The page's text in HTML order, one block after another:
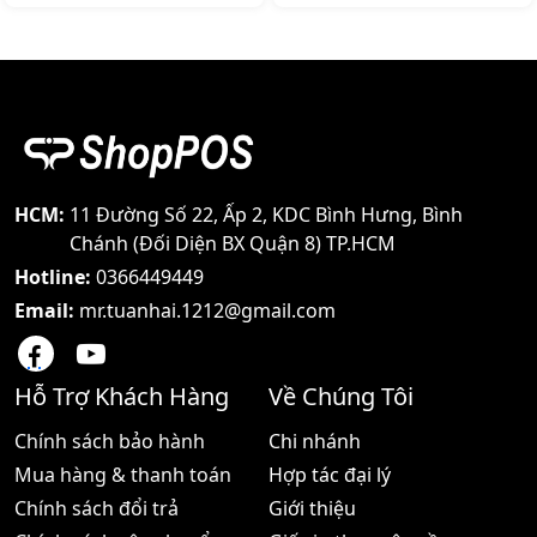
H10 là dòng máy tính tiền
thua kém bất cứ một loại
máy tính tiền thông
mọi mô hình kinh doanh
cửa hàng dịch vụ fast
food … Máy tính
của các mô hình kinh
HCM: 11 Đường Số 22, Ấp 2, KDC Bình Hưng, Bình
Chánh (Đối Diện BX Quận 8) TP.HCM
Hotline: 0366449449
Email: mr.tuanhai.1212@gmail.com
Hỗ Trợ Khách Hàng
Chính sách bảo hành
Mua hàng & thanh toán
Chính sách đổi trả
Về Chúng Tôi
Chi nhánh
Hợp tác đại lý
Giới thiệu